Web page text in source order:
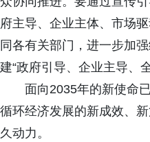
府主导、企业主体、市场
同各有关部门，进一步加
建“政府引导、企业主导、
面向2035年的新使命
循环经济发展的新成效、
久动力。